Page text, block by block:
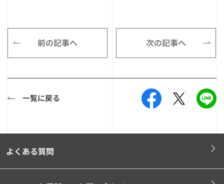
前の記事へ 次の記事へ
一覧に戻る
よくある質問